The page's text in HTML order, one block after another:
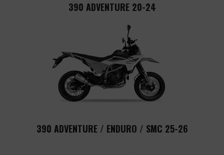
390 ADVENTURE 20-24
390 ADVENTURE / ENDURO / SMC 25-26